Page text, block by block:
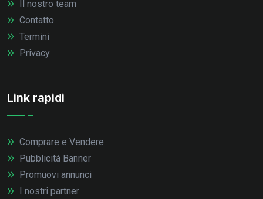
Il nostro team
Contatto
Termini
Privacy
Link rapidi
Comprare e Vendere
Pubblicità Banner
Promuovi annunci
I nostri partner